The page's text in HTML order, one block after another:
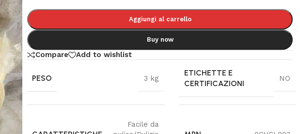
Aggiungi al carrello
Buy now
Compare Add to wishlist
PESO 3 kg
ETICHETTE E
CERTIFICAZIONI
NO
Facile da